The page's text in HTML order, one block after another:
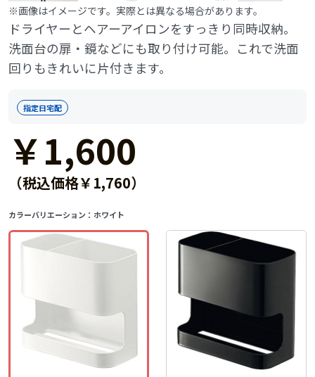
※画像はイメージです。実際とは異なる場合があります。
ドライヤーとヘアーアイロンをすっきり同時収納。
洗面台の扉・鏡などにも取り付け可能。これで洗面
回りもきれいに片付きます。
指定日宅配
￥1,600
（税込価格￥1,760）
カラーバリエーション： ホワイト